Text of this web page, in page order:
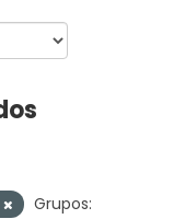
Grupos: